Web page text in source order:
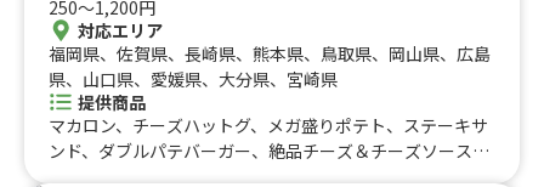
250〜1,200円
対応エリア
福岡県、佐賀県、長崎県、熊本県、鳥取県、岡山県、広島
県、山口県、愛媛県、大分県、宮崎県
提供商品
マカロン、チーズハットグ、メガ盛りポテト、ステーキサ
ンド、ダブルパテバーガー、絶品チーズ＆チーズソースバ